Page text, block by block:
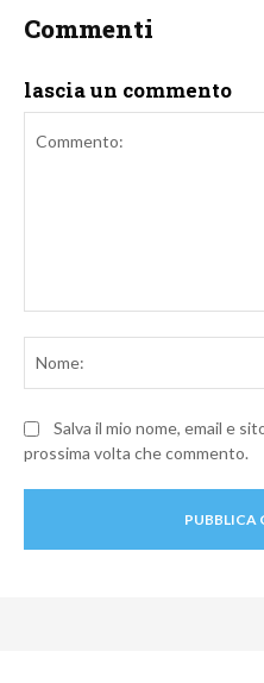
Commenti
lascia un commento
Salva il mio nome, email e
prossima volta che commento.